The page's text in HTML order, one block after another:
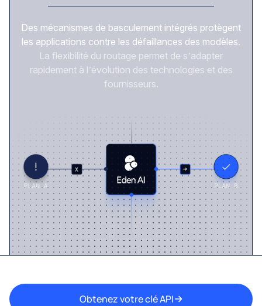
Des mécanismes de basculement intégrés protègent
les applications contre les défaillances des modèles.
La flexibilité du routage permet de s’adapter
rapidement à l’évolution des technologies et des
fournisseurs.
Obtenez votre clé API